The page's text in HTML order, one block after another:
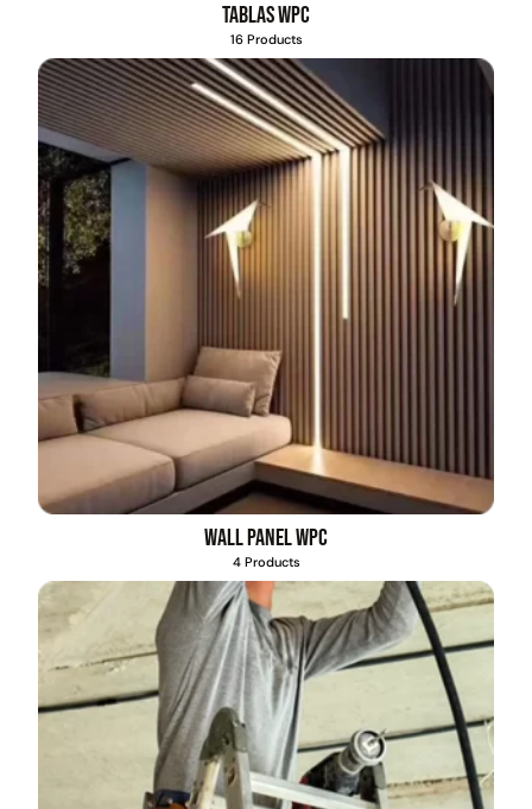
Tablas WPC
16 Products
Wall Panel WPC
4 Products
Transpaleta eléctrica carga
de 2tn
$2.842.858
$1.990.000
Agregar al carrito
Apilador manual carga
capacidad 1000kg
$
Pasto sintético ornamental
Importado USA: Paradise
densidad 42mm Rollo
4,57*15,24mts
$1.427.544
Leer más
Apilador manual ancho
ajustable Capacidad 1tn Lev.
2,5mts
1.167.990
Agregar al carrito